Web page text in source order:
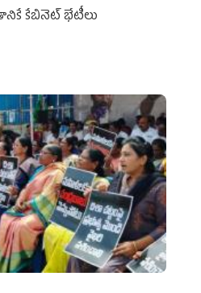
కేబినెట్‌ భేటీలు